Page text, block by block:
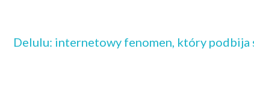
Delulu: internetowy fenomen, który podbija